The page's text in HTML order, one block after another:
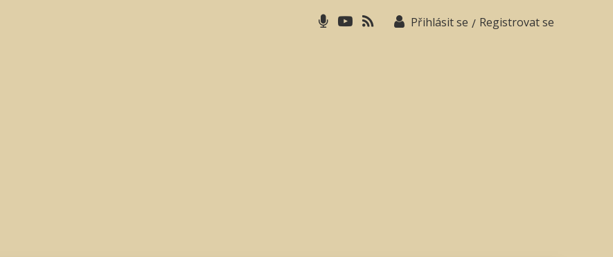
Přihlásit se / Registrovat se